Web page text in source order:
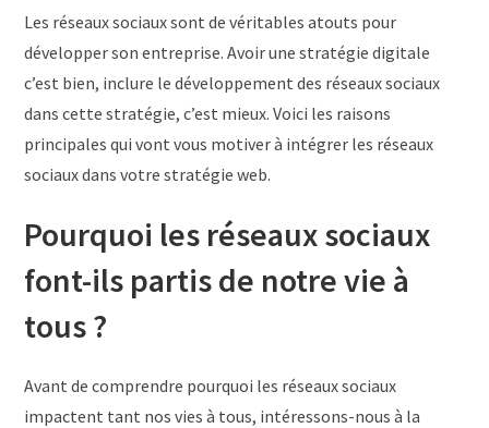
Les réseaux sociaux sont de véritables atouts pour
développer son entreprise. Avoir une stratégie digitale
c’est bien, inclure le développement des réseaux sociaux
dans cette stratégie, c’est mieux. Voici les raisons
principales qui vont vous motiver à intégrer les réseaux
sociaux dans votre stratégie web.
Pourquoi les réseaux sociaux
font-ils partis de notre vie à
tous ?
Avant de comprendre pourquoi les réseaux sociaux
impactent tant nos vies à tous, intéressons-nous à la